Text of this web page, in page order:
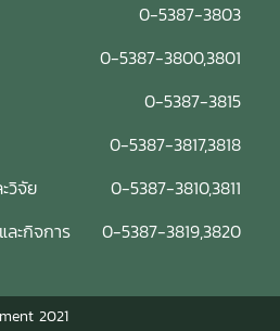
านกรรมการ คณบดีคณะ
ยขอนแก่น ผู้ช่วยศาสตราจารย์ตะวัน
วิศวกรรมศาสตร์ มหาวิทยาลัย
อ้นแก้ว เลขานุการ คณะเทคโนโลยี
ความมุ่งมั่นของคณะวิทยาศาสตร์
ฒนาระบบประกันคุณภาพการศึกษา
นวทาง Education Criteria for
(EdPEx) โดยอาศัยกระบวนการ
รให้ข้อเสนอแนะจากผู้ทรงคุณวุฒิ
กระดับคุณภาพการศึกษาสู่
0-5387-3803
0-5387-3800,3801
0-5387-3815
0-5387-3817,3818
วิจัย
0-5387-3810,3811
ละกิจการ
0-5387-3819,3820
2021